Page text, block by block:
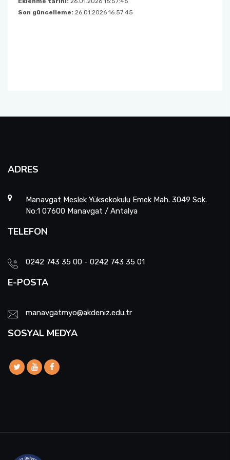
Son güncelleme: 26.01.2026 16:57:45
ADRES
Manavgat Meslek Yüksekokulu Emek Mah. 3049 Sok.
No:1 07600 Manavgat / Antalya
TELEFON
0242 743 35 00 - 0242 743 35 01
E-POSTA
manavgatmyo@akdeniz.edu.tr
SOSYAL MEDYA